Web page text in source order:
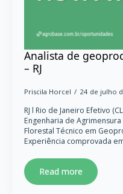
Analista de
– RJ
Priscila Horcel 24 de julho
RJ l Rio de Janeiro Efetivo
Engenharia de
Florestal Técnico em
Experiência comprovada
Read more